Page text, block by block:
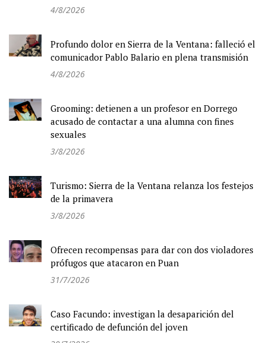
4/8/2026
Profundo dolor en Sierra de la Ventana: falleció el
comunicador Pablo Balario en plena transmisión
4/8/2026
Grooming: detienen a un profesor en Dorrego
acusado de contactar a una alumna con fines
sexuales
3/8/2026
Turismo: Sierra de la Ventana relanza los festejos
de la primavera
3/8/2026
Ofrecen recompensas para dar con dos violadores
prófugos que atacaron en Puan
31/7/2026
Caso Facundo: investigan la desaparición del
certificado de defunción del joven